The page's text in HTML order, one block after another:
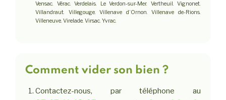
Vensac. Vérac. Verdelais. Le Verdon-sur-Mer. Vertheuil. Vignonet.
Villandraut. Villegouge. Villenave d’Ornon. Villenave de-Rions.
Villeneuve. Virelade. Virsac. Yvrac.
Comment vider son bien ?
Contactez-nous, par téléphone au